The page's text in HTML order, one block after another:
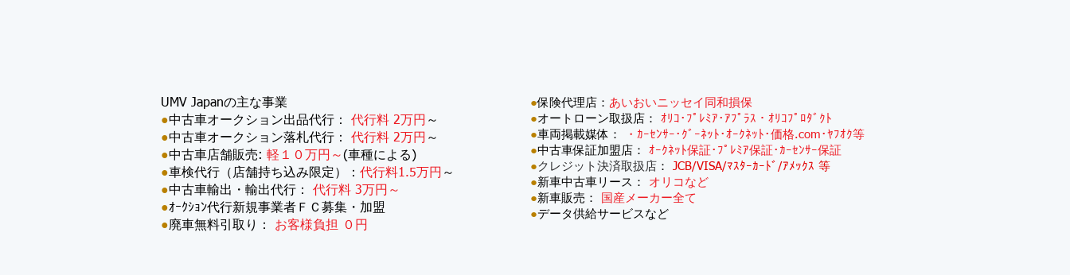
UMV Japanの主な事業
●中古車オークション出品代行： 代行料 2万円 ～
●中古車オークション落札代行： 代行料 2万円 ～
●中古車店舗販売: 軽１０万円～(車種による)
●車検代行（店舗持ち込み限定）： 代行料1.5万円 ～
●中古車輸出・輸出代行： 代行料 3万円～
●ｵｰｸｼｮﾝ代行新規事業者ＦＣ募集・加盟
●廃車無料引取り： お客様負担 ０円
●保険代理店： あいおいニッセイ同和損保
●オートローン取扱店： ｵﾘｺ･ﾌﾟﾚﾐｱ･ｱﾌﾟﾗｽ・ｵﾘｺﾌﾟﾛﾀﾞｸﾄ
●車両掲載媒体：
・ｶｰｾﾝｻｰ･ｸﾞｰﾈｯﾄ･ｵｰｸﾈｯﾄ･価格.com･ﾔﾌｵｸ等
●中古車保証加盟店： ｵｰｸﾈｯﾄ保証･ﾌﾟﾚﾐｱ保証･ｶｰｾﾝｻｰ保証
● クレジット決済取扱店 ： JCB/VISA/ﾏｽﾀｰｶｰﾄﾞ/ｱﾒｯｸｽ 等
●新車中古車リース：
オリコなど
●新車販売：
国産メーカー全て
●データ供給サービスなど